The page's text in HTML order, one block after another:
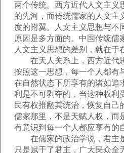
两个传统。西方近代人文主义
的先河，而传统儒家的人文主
度的附翼。人文主义思想与不
原因是多方面的。中国传统儒
人文主义思想的差别，就在于
在天人关系上，西方近代思
按照这一思想，每一个人都有
在自然状态下所享有的诸如追
利是不可剥夺的，当这种权利
民有权推翻其统治，恢复自己
儒家那里，不是天赋人权，而
有意识到每一个人都应享有的
在儒家的政治学说，君主
只是赋于了君主，广大民众全